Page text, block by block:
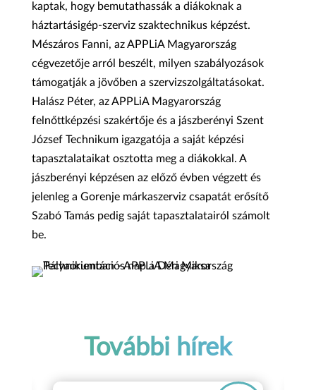
kaptak, hogy bemutathassák a diákoknak a
háztartásigép-szerviz szaktechnikus képzést.
Mészáros Fanni, az APPLiA Magyarország
cégvezetője arról beszélt, milyen szabályozások
támogatják a jövőben a szervizszolgáltatásokat.
Halász Péter, az APPLiA Magyarország
felnőttképzési szakértője és a jászberényi Szent
József Technikum igazgatója a saját képzési
tapasztalataikat osztotta meg a diákokkal. A
jászberényi képzésen az előző évben végzett és
jelenleg a Gorenje márkaszerviz csapatát erősítő
Szabó Tamás pedig saját tapasztalatairól számolt
be.
További hírek